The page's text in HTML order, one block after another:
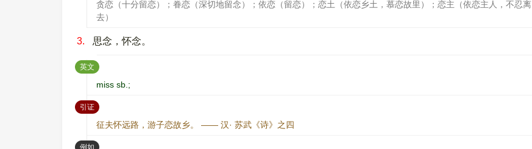
贪恋（十分留恋）；眷恋（深切地留念）；依恋（留恋）；恋土（依恋乡土，慕恋故里）；恋主（依恋主人，不忍离
去）
3. 思念，怀念。
英文 ：
miss sb.;
引证：
征夫怀远路，游子恋故乡。 —— 汉· 苏武《诗》之四
例如 ：